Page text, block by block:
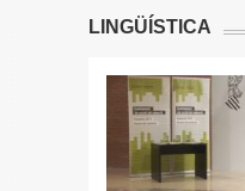
LINGÜÍSTICA